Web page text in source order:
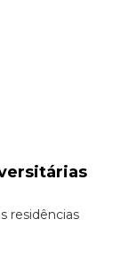
residências